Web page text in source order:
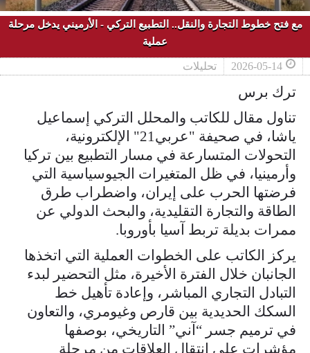
مع فتح خطوط التجارة والنقل.. التطبيع التركي - الأرميني يدخل مرحلة
عملية
2026-05-14 تحليلات
ترك برس
تناول مقال للكاتب والمحلل التركي إسماعيل
ياشا، في صحيفة "عربي21" الإلكترونية،
التحولات المتسارعة في مسار التطبيع بين تركيا
وأرمينيا، في ظل المتغيرات الجيوسياسية التي
فرضتها الحرب على إيران، واضطراب طرق
الطاقة والتجارة التقليدية، والبحث الدولي عن
ممرات بديلة تربط آسيا بأوروبا.
يركز الكاتب على الخطوات العملية التي اتخذها
الجانبان خلال الفترة الأخيرة، مثل التحضير لبدء
التبادل التجاري المباشر، وإعادة تأهيل خط
السكك الحديدية بين قارص وغيومري، والتعاون
في ترميم جسر “آني” التاريخي، بوصفها
مؤشرات على انتقال العلاقات من مرحلة